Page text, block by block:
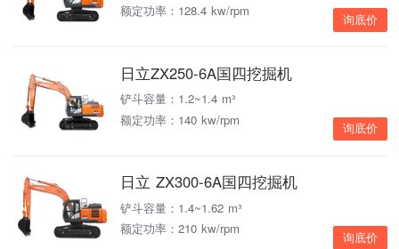
额定功率：128.4 kw/rpm
询底价
日立ZX250-6A国四挖掘机
铲斗容量：1.2~1.4 m³
额定功率：140 kw/rpm
询底价
日立 ZX300-6A国四挖掘机
铲斗容量：1.4~1.62 m³
额定功率：210 kw/rpm
询底价